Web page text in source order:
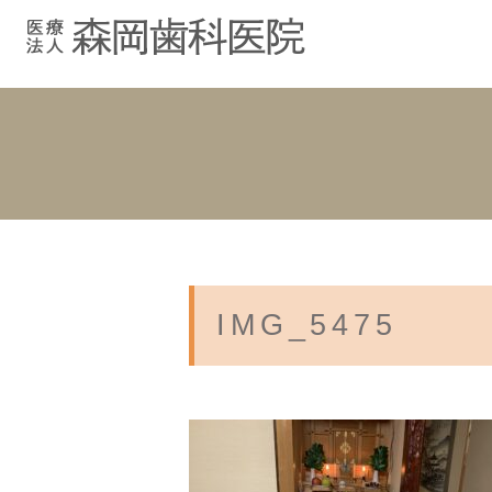
むし歯治療
小児歯科
院長紹介 院内紹介
院長ブログ スタッフブ
IMG_5475